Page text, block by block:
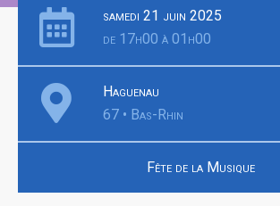
samedi 21 juin 2025
de 17h00 à 01h00
Haguenau
67 • Bas-Rhin
Fête de la Musique